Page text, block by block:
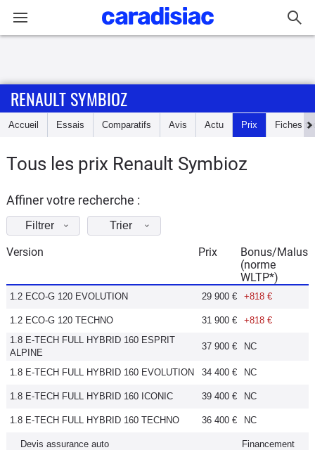
Accueil
Essais
Guide
d'achat
Electriques
Utilitaires
Flottes
Auto
Forum
RENAULT SYMBIOZ
Accueil Essais Comparatifs Avis Actu Prix Fiches
Tous les prix Renault Symbioz
Affiner votre recherche :
Filtrer Trier
Version Prix
Bonus/Malus
(norme
WLTP*)
1.2 ECO-G 120 EVOLUTION 29 900 € +818 €
1.2 ECO-G 120 TECHNO 31 900 €
+818 €
1.8 E-TECH FULL HYBRID 160 ESPRIT
ALPINE
37 900 € NC
1.8 E-TECH FULL HYBRID 160 EVOLUTION 34 400 € NC
1.8 E-TECH FULL HYBRID 160 ICONIC 39 400 € NC
1.8 E-TECH FULL HYBRID 160 TECHNO 36 400 € NC
Devis assurance auto Financement